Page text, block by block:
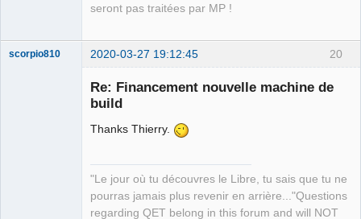
seront pas traitées par MP !
20
scorpio810 2020-03-27 19:12:45
Re: Financement nouvelle machine de
build
Thanks Thierry.
"Le jour où tu découvres le Libre, tu sais que tu ne
pourras jamais plus revenir en arrière..."Questions
regarding QET belong in this forum and will NOT